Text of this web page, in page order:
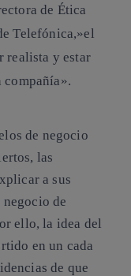
de Ética
Telefónica,»el
realista y estar
compañía».
de negocio
las
a sus
de
ello, la idea del
en un cada
de que